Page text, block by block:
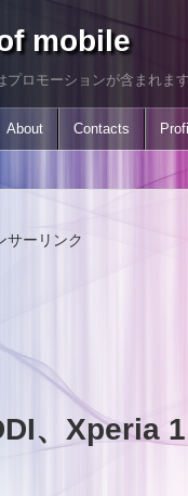
mobile
プロモーションが含まれます
About Contacts
サーリンク
、Xperia